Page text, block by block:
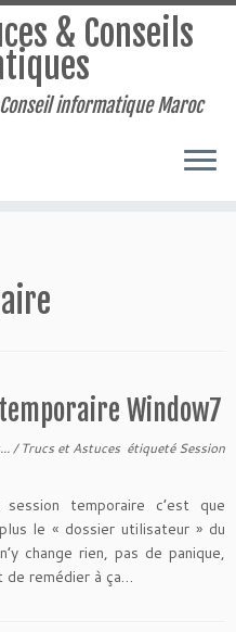
& Conseils
informatique Maroc
Window7
/Trucs et Astuces étiquetéSession
temporaire c’est que
le « dossier utilisateur » du
change rien, pas de panique,
de remédier à ça…